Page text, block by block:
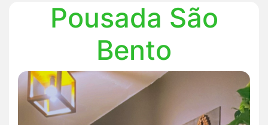
Pousada São
Bento